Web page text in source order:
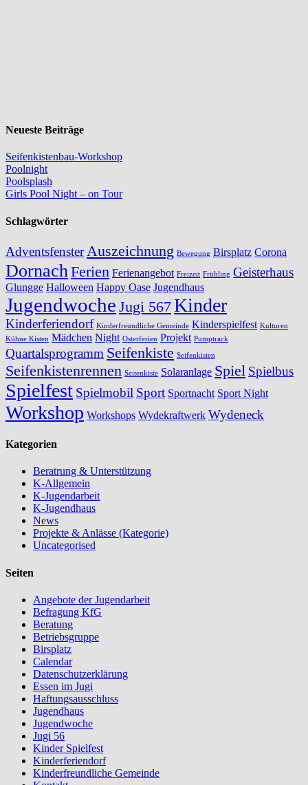
Neueste Beiträge
Seifenkistenbau-Workshop
Poolnight
Poolsplash
Girls Pool Night – on Tour
Schlagwörter
Adventsfenster Auszeichnung Bewegung Birsplatz Corona
Dornach Ferien Ferienangebot Freizeit Frühling Geisterhaus
Glungge Halloween Happy Oase Jugendhaus
Jugendwoche Jugi 567Kinder
Kinderferiendorf Kinderfreundliche Gemeinde Kinderspielfest Kulturen
Kühne Kisten Mädchen Night Osterferien Projekt Pumptrack
Quartalsprogramm Seifenkiste Seifenkisten
Seifenkistenrennen Seitenkiste Solaranlage Spiel Spielbus
Spielfest Spielmobil Sport Sportnacht Sport Night
Workshop Workshops Wydekraftwerk Wydeneck
Kategorien
Beratrung & Unterstützung
K-Allgemein
K-Jugendarbeit
K-Jugendhaus
News
Projekte & Anlässe (Kategorie)
Uncategorised
Seiten
Angebote der Jugendarbeit
Befragung KfG
Beratung
Betriebsgruppe
Birsplatz
Calendar
Datenschutzerklärung
Essen im Jugi
Haftungsausschluss
Jugendhaus
Jugendwoche
Jugi 56
Kinder Spielfest
Kinderferiendorf
Kinderfreundliche Gemeinde